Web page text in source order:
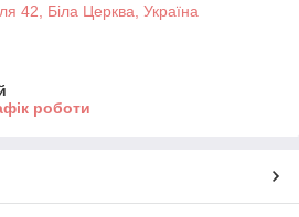
42, Біла Церква, Україна
роботи